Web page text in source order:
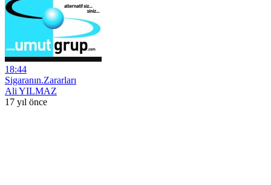
18:44
Sigaranın.Zararları
Ali YILMAZ
17 yıl önce